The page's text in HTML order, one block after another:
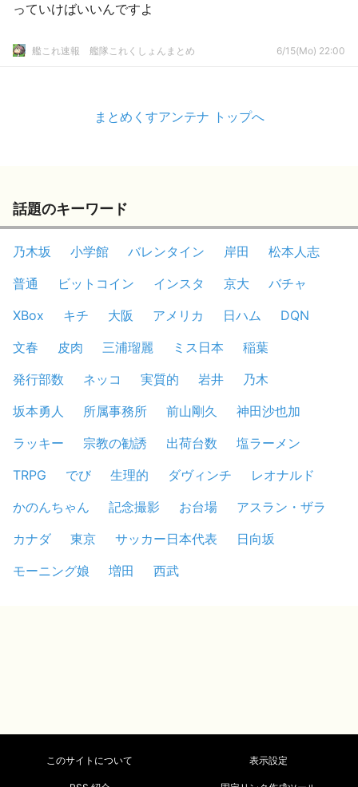
っていけばいいんですよ
艦これ速報 艦隊これくしょんまとめ 6/15(Mo) 22:00
まとめくすアンテナ トップへ
話題のキーワード
乃木坂 小学館 バレンタイン 岸田
松本人志
普通
ビットコイン インスタ 京大
バチャ
XBox
キチ 大阪 アメリカ 日ハム
DQN
文春
皮肉 三浦瑠麗 ミス日本
稲葉
発行部数
ネッコ 実質的 岩井
乃木
坂本勇人
所属事務所 前山剛久
神田沙也加
ラッキー
宗教の勧誘 出荷台数
塩ラーメン
TRPG
でび 生理的 ダヴィンチ
レオナルド
かのんちゃん
記念撮影 お台場
アスラン・ザラ
カナダ
東京 サッカー日本代表
日向坂
モーニング娘
増田 西武
このサイトについて 表示設定